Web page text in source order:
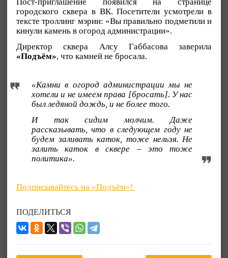
городского сквера в ВК. Посетители усмотрели в
тексте троллинг мэрии: «Вы правильно подметили и
кинули камень в огород администрации».
Директор сквера Алсу Габбасова заверила
«Подъём», что камней не бросала.
«Камни в огород администрации мы не
хотели и не имеем права [бросать]. У нас
был ледяной дождь, и не более того.
И так сидим молчим. Даже
рассказывать, что в следующем году не
будем заливать каток, тоже нельзя. Не
залить каток в сквере – это тоже
политика».
Подписывайтесь на «Подъём»!
ПОДЕЛИТЬСЯ